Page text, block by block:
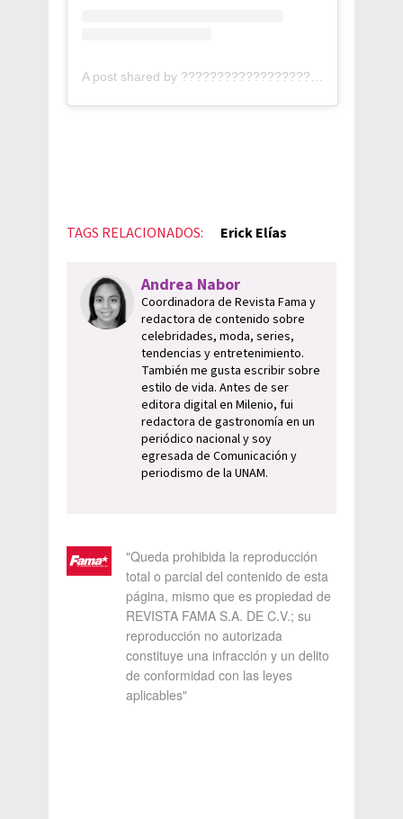
TAGS RELACIONADOS: Erick Elías
Andrea Nabor
Coordinadora de Revista Fama y
redactora de contenido sobre
celebridades, moda, series,
tendencias y entretenimiento.
También me gusta escribir sobre
estilo de vida. Antes de ser
editora digital en Milenio, fui
redactora de gastronomía en un
periódico nacional y soy
egresada de Comunicación y
periodismo de la UNAM.
"Queda prohibida la reproducción
total o parcial del contenido de esta
página, mismo que es propiedad de
REVISTA FAMA S.A. DE C.V.; su
reproducción no autorizada
constituye una infracción y un delito
de conformidad con las leyes
aplicables"